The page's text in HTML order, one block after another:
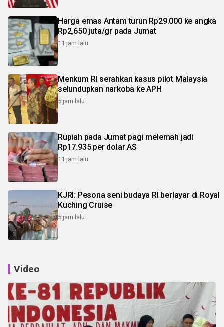
Harga emas Antam turun Rp29.000 ke angka
Rp2,650 juta/gr pada Jumat
11 jam lalu
Menkum RI serahkan kasus pilot Malaysia
selundupkan narkoba ke APH
5 jam lalu
Rupiah pada Jumat pagi melemah jadi
Rp17.935 per dolar AS
11 jam lalu
KJRI: Pesona seni budaya RI berlayar di Royal
Kuching Cruise
5 jam lalu
Video